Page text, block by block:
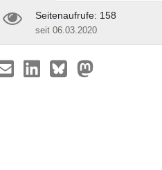
Seitenaufrufe: 158
seit 06.03.2020